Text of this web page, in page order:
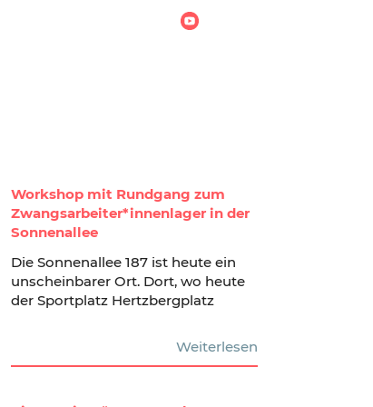
Workshop mit Rundgang zum
Zwangsarbeiter*innenlager in der
Sonnenallee
Die Sonnenallee 187 ist heute ein
unscheinbarer Ort. Dort, wo heute
der Sportplatz Hertzbergplatz
Weiterlesen